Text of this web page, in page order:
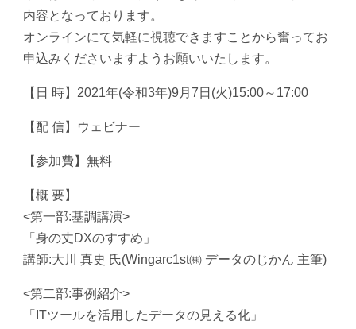
内容となっております。
オンラインにて気軽に視聴できますことから奮ってお
申込みくださいますようお願いいたします。
【日 時】2021年(令和3年)9月7日(火)15:00～17:00
【配 信】ウェビナー
【参加費】無料
【概 要】
<第一部:基調講演>
「身の丈DXのすすめ」
講師:大川 真史 氏(Wingarc1st㈱ データのじかん 主筆)
<第二部:事例紹介>
「ITツールを活用したデータの見える化」